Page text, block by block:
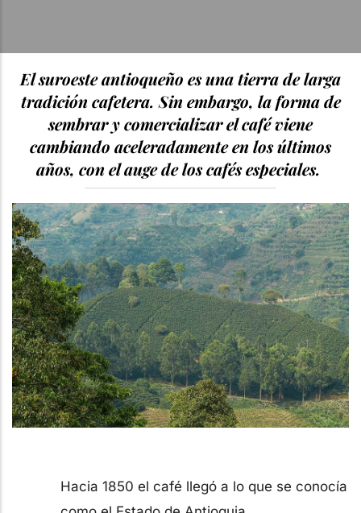
El suroeste antioqueño es una tierra de larga
tradición cafetera. Sin embargo, la forma de
sembrar y comercializar el café viene
cambiando aceleradamente en los últimos
años, con el auge de los cafés especiales.
Hacia 1850 el café llegó a lo que se conocía